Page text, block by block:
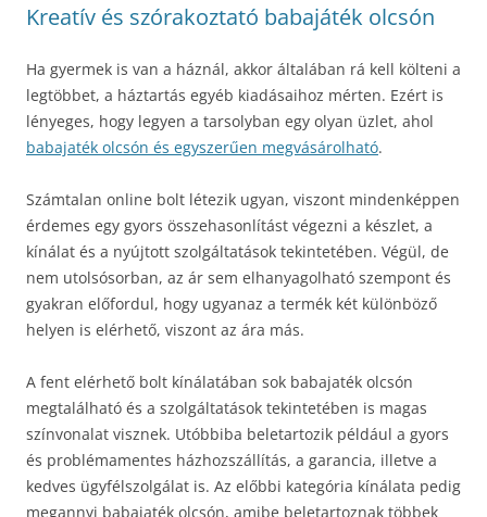
Kreatív és szórakoztató babajáték olcsón
Ha gyermek is van a háznál, akkor általában rá kell költeni a
legtöbbet, a háztartás egyéb kiadásaihoz mérten. Ezért is
lényeges, hogy legyen a tarsolyban egy olyan üzlet, ahol
babajaték olcsón és egyszerűen megvásárolható.
Számtalan online bolt létezik ugyan, viszont mindenképpen
érdemes egy gyors összehasonlítást végezni a készlet, a
kínálat és a nyújtott szolgáltatások tekintetében. Végül, de
nem utolsósorban, az ár sem elhanyagolható szempont és
gyakran előfordul, hogy ugyanaz a termék két különböző
helyen is elérhető, viszont az ára más.
A fent elérhető bolt kínálatában sok babajaték olcsón
megtalálható és a szolgáltatások tekintetében is magas
színvonalat visznek. Utóbbiba beletartozik például a gyors
és problémamentes házhozszállítás, a garancia, illetve a
kedves ügyfélszolgálat is. Az előbbi kategória kínálata pedig
megannyi babajaték olcsón, amibe beletartoznak többek